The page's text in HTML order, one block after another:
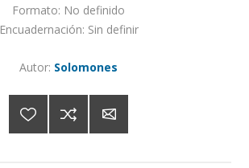
Formato: No definido
Encuadernación: Sin definir
Autor: Solomones